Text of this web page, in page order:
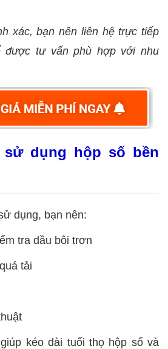
xác, bạn nên liên hệ trực tiếp
được tư vấn phù hợp với nhu
sử dụng hộp số bền
dụng, bạn nên:
tra dầu bôi trơn
tải
kéo dài tuổi thọ hộp số và